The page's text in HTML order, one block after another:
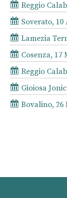
Reggio
Soverato, 10
Lamezia
Cosenza, 17
Reggio
Gioiosa
Bovalino, 26